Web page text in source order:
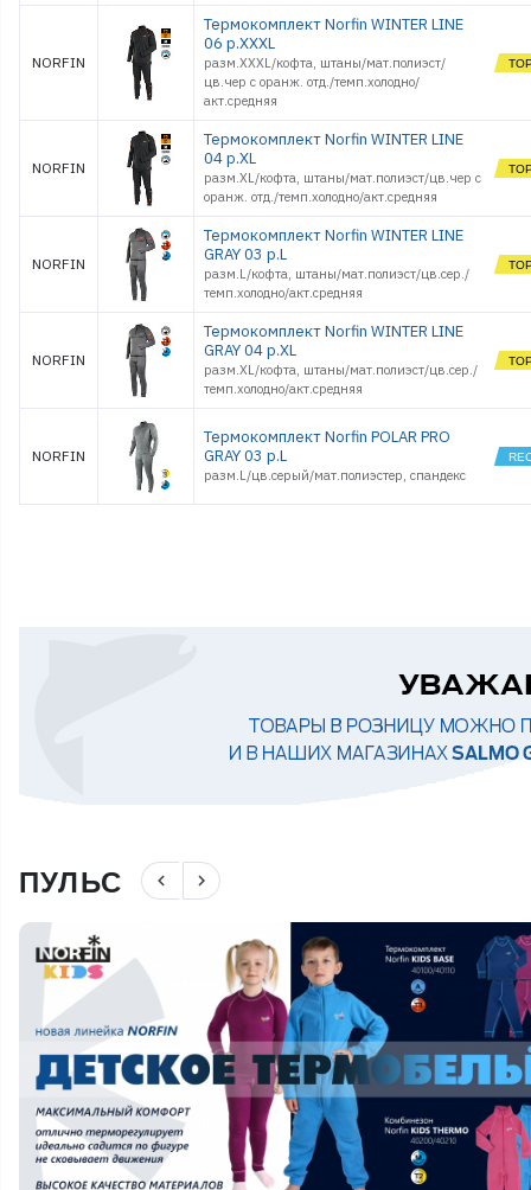
NORFIN
Термокомплект Norfin WINTER LINE
06 р.XXXL
разм.XXXL/кофта, штаны/мат.полиэст/
цв.чер с оранж. отд./темп.холодно/
акт.средняя
NORFIN
Термокомплект Norfin WINTER LINE
04 р.XL
разм.XL/кофта, штаны/мат.полиэст/цв.чер с
оранж. отд./темп.холодно/акт.средняя
NORFIN
Термокомплект Norfin WINTER LINE
GRAY 03 р.L
разм.L/кофта, штаны/мат.полиэст/цв.сер./
темп.холодно/акт.средняя
NORFIN
Термокомплект Norfin WINTER LINE
GRAY 04 р.XL
разм.XL/кофта, штаны/мат.полиэст/цв.сер./
темп.холодно/акт.средняя
NORFIN
Термокомплект Norfin POLAR PRO
GRAY 03 р.L
разм.L/цв.серый/мат.полиэстер, спандекс
ПУЛЬС navigate_before navigate_next